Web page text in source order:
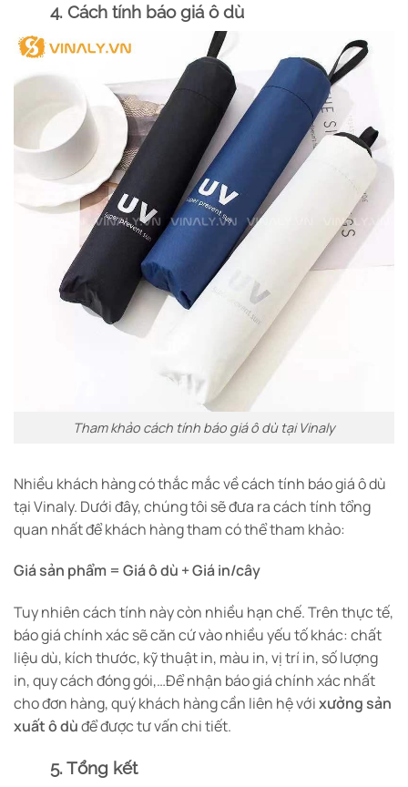
4. Cách tính báo giá ô dù
Tham khảo cách tính báo giá ô dù tại Vinaly
Nhiều khách hàng có thắc mắc về cách tính báo giá ô dù
tại Vinaly. Dưới đây, chúng tôi sẽ đưa ra cách tính tổng
quan nhất để khách hàng tham có thể tham khảo:
Giá sản phẩm = Giá ô dù + Giá in/cây
Tuy nhiên cách tính này còn nhiều hạn chế. Trên thực tế,
báo giá chính xác sẽ căn cứ vào nhiều yếu tố khác: chất
liệu dù, kích thước, kỹ thuật in, màu in, vị trí in, số lượng
in, quy cách đóng gói,…Để nhận báo giá chính xác nhất
cho đơn hàng, quý khách hàng cần liên hệ vớixưởng sản
xuất ô dùđể được tư vấn chi tiết.
5. Tổng kết